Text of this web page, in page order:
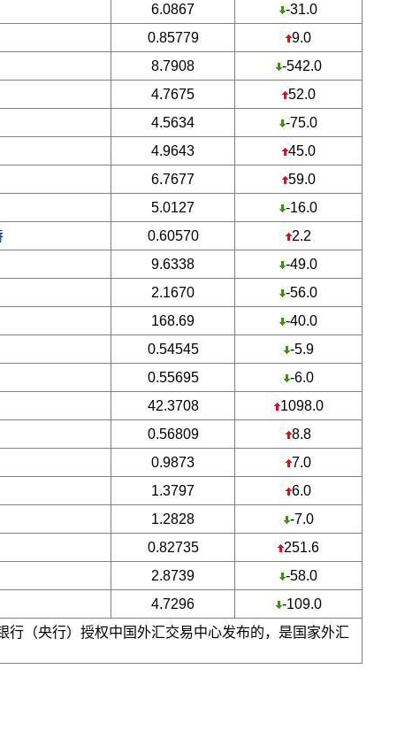
6.0867
-31.0
0.85779
9.0
8.7908
-542.0
4.7675
52.0
4.5634
-75.0
4.9643
45.0
6.7677
59.0
5.0127
-16.0
0.60570
2.2
9.6338
-49.0
2.1670
-56.0
168.69
-40.0
0.54545
-5.9
0.55695
-6.0
42.3708
1098.0
0.56809
8.8
0.9873
7.0
1.3797
6.0
1.2828
-7.0
0.82735
251.6
2.8739
-58.0
4.7296
-109.0
行（央行）授权中国外汇交易中心发布的，是国家外汇